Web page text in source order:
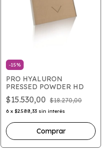
-15%
PRO HYALURON
PRESSED POWDER HD
$15.530,00 $18.270,00
6 x $2.588,33 sin interés
Comprar